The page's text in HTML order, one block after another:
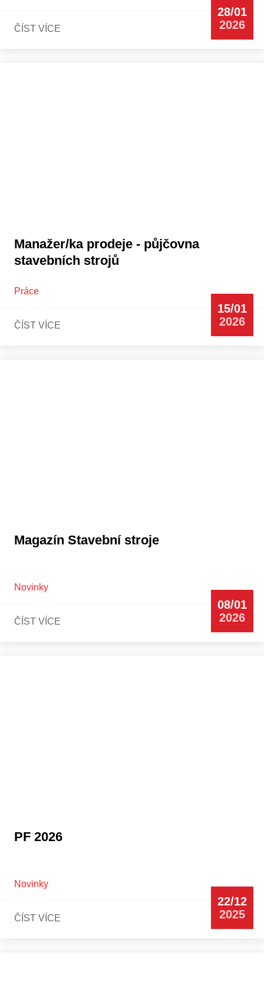
ČÍST VÍCE
28/01
2026
Manažer/ka prodeje - půjčovna
stavebních strojů
Práce
ČÍST VÍCE
15/01
2026
Magazín Stavební stroje
Novinky
ČÍST VÍCE
08/01
2026
PF 2026
Novinky
ČÍST VÍCE
22/12
2025